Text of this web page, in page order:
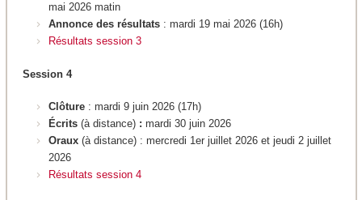
mai 2026 matin
Annonce des résultats : mardi 19 mai 2026 (16h)
Résultats session 3
Session 4
Clôture : mardi 9 juin 2026 (17h)
Écrits (à distance) : mardi 30 juin 2026
Oraux (à distance) : mercredi 1er juillet 2026 et jeudi 2 juillet
2026
Résultats session 4